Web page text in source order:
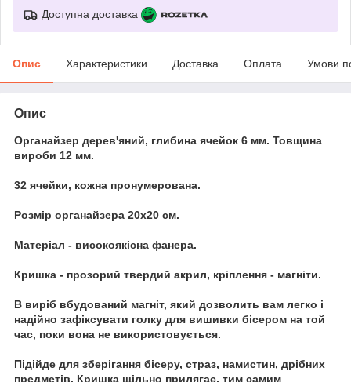
Доступна доставка
Опис Характеристики Доставка Оплата Умови
Опис
Органайзер дерев'яний, глибина ячейок 6 мм. Товщина
вироби 12 мм.
32 ячейки, кожна пронумерована.
Розмір органайзера 20х20 см.
Матеріал - високоякісна фанера.
Кришка - прозорий твердий акрил, кріплення - магніти.
В виріб вбудований магніт, який дозволить вам легко і
надійно зафіксувати голку для вишивки бісером на той
час, поки вона не використовується.
Підійде для зберігання бісеру, страз, намистин, дрібних
предметів. Кришка щільно прилягає, тим самим